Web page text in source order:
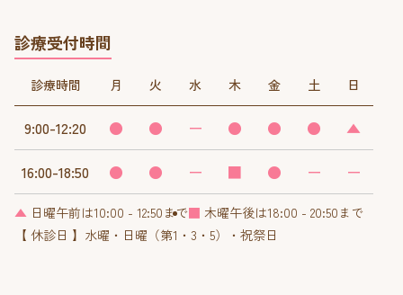
診療受付時間
診療時間 月 火 水 木 金 土 日
9:00-12:20 ● ● ー ● ● ● ▲
16:00-18:50 ● ● ー ■ ● ー ー
▲ 日曜午前は10:00 - 12:50まで■ 木曜午後は18:00 - 20:50まで
【 休診日 】水曜・日曜（第1・3・5）・祝祭日